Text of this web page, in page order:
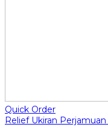
Quick Order
Relief Ukiran Perjamuan